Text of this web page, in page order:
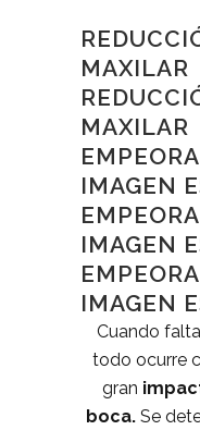
MAXILAR
MAXILAR
IMAGEN
IMAGEN
IMAGEN
Cuando
todo ocurre
gran
boca.Se